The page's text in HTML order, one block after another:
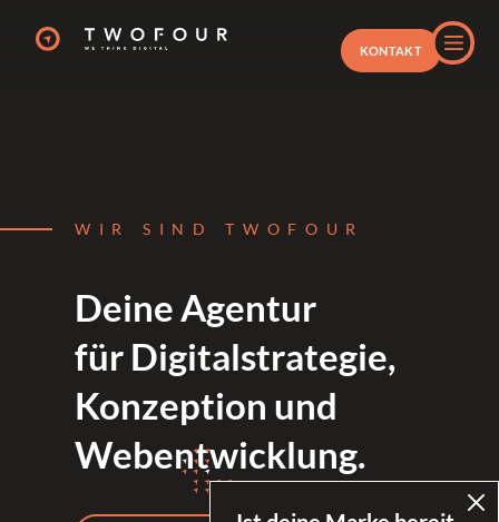
KONTAKT
WIR SIND TWOFOUR
Deine Agentur
für Digitalstrategie,
Konzeption und
Webentwicklung.